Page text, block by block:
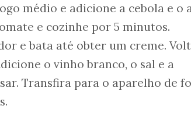
médio e adicione a cebola e o
e cozinhe por 5 minutos.
e bata até obter um creme.
o vinho branco, o sal e a
Transfira para o aparelho de